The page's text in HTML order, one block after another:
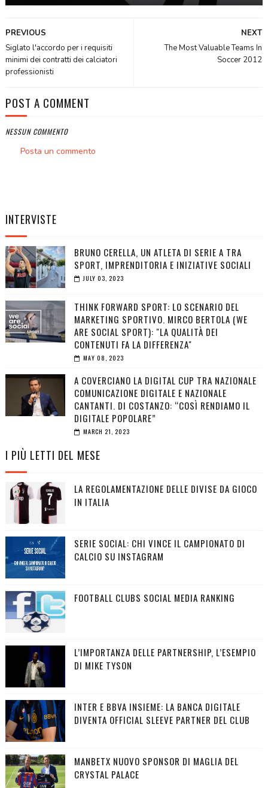
NEXT
The Most Valuable Teams In
Soccer 2012
PREVIOUS
Siglato l'accordo per i requisiti
minimi dei contratti dei calciatori
professionisti
POST A COMMENT
NESSUN COMMENTO
Posta un commento
INTERVISTE
BRUNO CERELLA, UN ATLETA DI SERIE A TRA
SPORT, IMPRENDITORIA E INIZIATIVE SOCIALI
JULY 03, 2023
THINK FORWARD SPORT: LO SCENARIO DEL
MARKETING SPORTIVO. MIRCO BERTOLA (WE
ARE SOCIAL SPORT): "LA QUALITÀ DEI
CONTENUTI FA LA DIFFERENZA"
MAY 08, 2023
A COVERCIANO LA DIGITAL CUP TRA NAZIONALE
COMUNICAZIONE DIGITALE E NAZIONALE
CANTANTI. DI COSTANZO: “COSÌ RENDIAMO IL
DIGITALE POPOLARE”
MARCH 21, 2023
I PIÙ LETTI DEL MESE
LA REGOLAMENTAZIONE DELLE DIVISE DA GIOCO
IN ITALIA
SERIE SOCIAL: CHI VINCE IL CAMPIONATO DI
CALCIO SU INSTAGRAM
FOOTBALL CLUBS SOCIAL MEDIA RANKING
L’IMPORTANZA DELLE PARTNERSHIP, L’ESEMPIO
DI MIKE TYSON
INTER E BBVA INSIEME: LA BANCA DIGITALE
DIVENTA OFFICIAL SLEEVE PARTNER DEL CLUB
MANBETX NUOVO SPONSOR DI MAGLIA DEL
CRYSTAL PALACE